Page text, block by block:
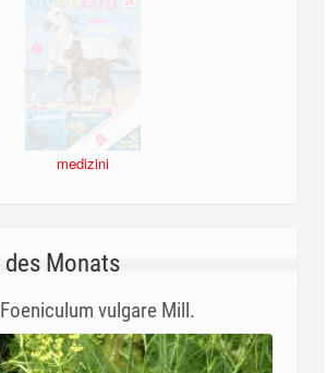
medizini
Monats
vulgare Mill.